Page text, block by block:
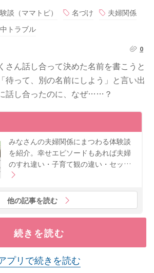
談（ママトピ） 名づけ
夫婦関係
トラブル
0
さん話し合って決めた名前を書こうと
待って、別の名前にしよう」と言い出
話し合ったのに、なぜ……？
みなさんの夫婦関係にまつわる体験談
を紹介。幸せエピソードもあれば夫婦
のすれ違い・子育て観の違い・セッ…
他の記事を読む
続きを読む
プリで続きを読む